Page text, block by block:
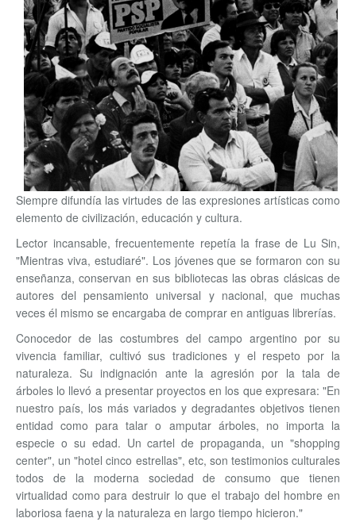
Siempre difundía las virtudes de las expresiones artísticas como
elemento de civilización, educación y cultura.
Lector incansable, frecuentemente repetía la frase de Lu Sin,
"Mientras viva, estudiaré". Los jóvenes que se formaron con su
enseñanza, conservan en sus bibliotecas las obras clásicas de
autores del pensamiento universal y nacional, que muchas
veces él mismo se encargaba de comprar en antiguas librerías.
Conocedor de las costumbres del campo argentino por su
vivencia familiar, cultivó sus tradiciones y el respeto por la
naturaleza. Su indignación ante la agresión por la tala de
árboles lo llevó a presentar proyectos en los que expresara: "En
nuestro país, los más variados y degradantes objetivos tienen
entidad como para talar o amputar árboles, no importa la
especie o su edad. Un cartel de propaganda, un "shopping
center", un "hotel cinco estrellas", etc, son testimonios culturales
todos de la moderna sociedad de consumo que tienen
virtualidad como para destruir lo que el trabajo del hombre en
laboriosa faena y la naturaleza en largo tiempo hicieron."